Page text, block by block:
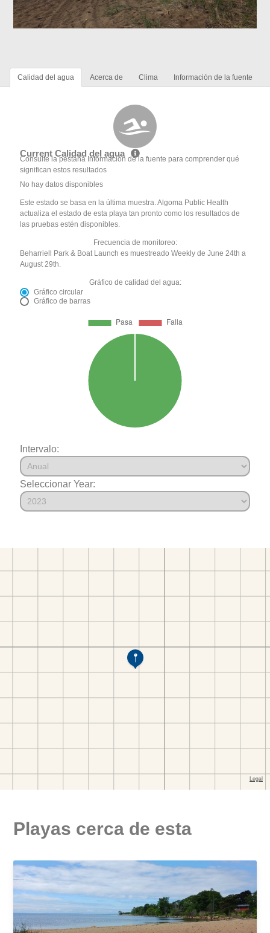
Calidad del agua Acerca de Clima Información de la fuente
Current Calidad del agua
Consulte la pestaña Información de la fuente para comprender qué
significan estos resultados
No hay datos disponibles
Este estado se basa en la última muestra. Algoma Public Health
actualiza el estado de esta playa tan pronto como los resultados de
las pruebas estén disponibles.
Frecuencia de monitoreo:
Beharriell Park & Boat Launch es muestreado Weekly de June 24th a
August 29th.
Gráfico de calidad del agua:
Gráfico circular
Gráfico de barras
Intervalo:
Seleccionar Year:
Playas cerca de esta